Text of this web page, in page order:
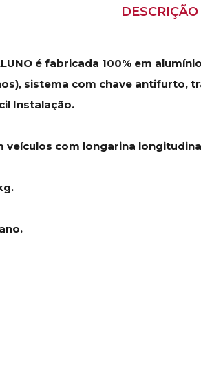
DESCRIÇÃO
é fabricada 100% em
sistema com chave antifurto,
Instalação.
veículos com longarina